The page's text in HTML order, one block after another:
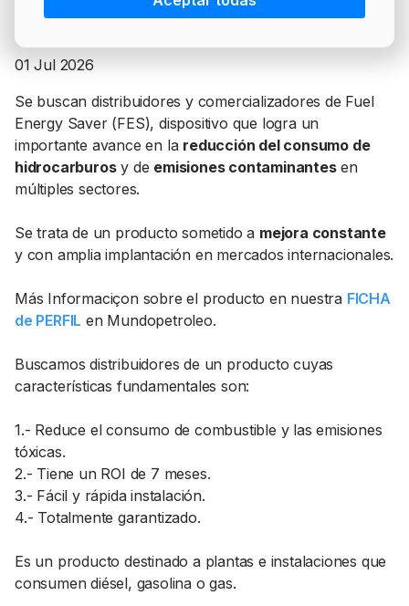
01 Jul 2026
Se buscan distribuidores y comercializadores de Fuel
Energy Saver (FES), dispositivo que logra un
importante avance en la reducción del consumo de
hidrocarburosy de emisiones contaminantesen
múltiples sectores.
Se trata de un producto sometido a mejora constante
y con amplia implantación en mercados internacionales.
Más Informaciçon sobre el producto en nuestra FICHA
de PERFIL en Mundopetroleo.
Buscamos distribuidores de un producto cuyas
características fundamentales son:
1.- Reduce el consumo de combustible y las emisiones
tóxicas.
2.- Tiene un ROI de 7 meses.
3.- Fácil y rápida instalación.
4.- Totalmente garantizado.
Es un producto destinado a plantas e instalaciones que
consumen diésel, gasolina o gas.
NEWSLETTER
SECTOR
TABLÓN Y MARKETPLACE
MAKETPLACES
GSO AGRÍCOLA
MOD. 511
EXISTENCIAS
MOD. 500-503
MODELO 319
LÍDERES EQUIPAMIENTOS Y SERVICIOS SECTOR